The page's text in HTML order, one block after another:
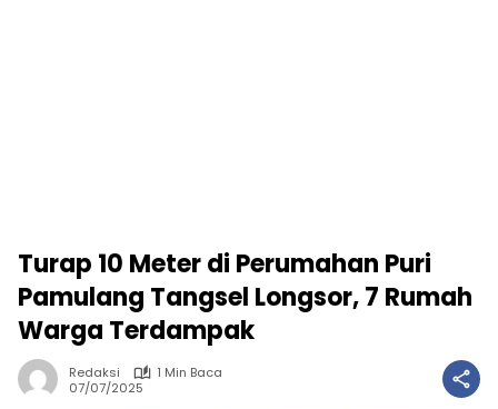
Turap 10 Meter di Perumahan Puri
Pamulang Tangsel Longsor, 7 Rumah
Warga Terdampak
Redaksi
1 Min Baca
07/07/2025